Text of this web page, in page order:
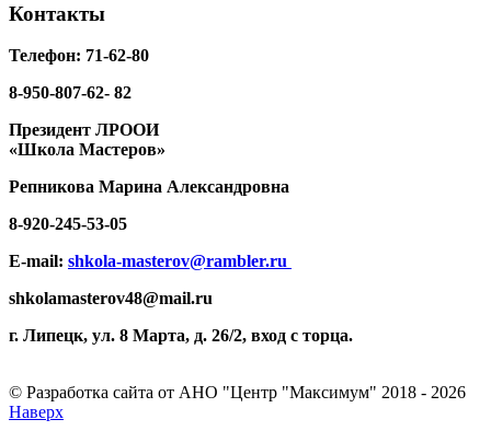
Контакты
Телефон: 71-62-80
8-950-807-62- 82
Президент ЛРООИ
«Школа Мастеров»
Репникова Марина Александровна
8-920-245-53-05
E-mail: shkola-masterov@rambler.ru
shkolamasterov48@mail.ru
г. Липецк, ул. 8 Марта, д. 26/2, вход с торца.
© Разработка сайта от АНО "Центр "Максимум" 2018 - 2026
Наверх